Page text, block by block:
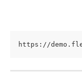
https://